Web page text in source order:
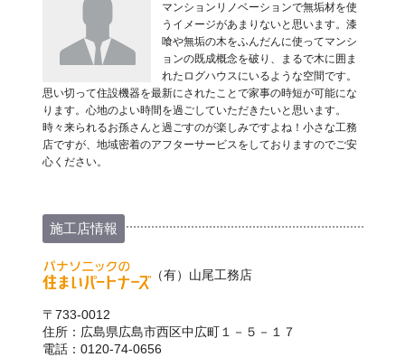
マンションリノベーションで無垢材を使
うイメージがあまりないと思います。漆
喰や無垢の木をふんだんに使ってマンシ
ョンの既成概念を破り、まるで木に囲ま
れたログハウスにいるような空間です。
思い切って住設機器を最新にされたことで家事の時短が可能にな
ります。心地のよい時間を過ごしていただきたいと思います。
時々来られるお孫さんと過ごすのが楽しみですよね！小さな工務
店ですが、地域密着のアフターサービスをしておりますのでご安
心ください。
施工店情報
（有）山尾工務店
〒733-0012
住所：広島県広島市西区中広町１－５－１７
電話：0120-74-0656